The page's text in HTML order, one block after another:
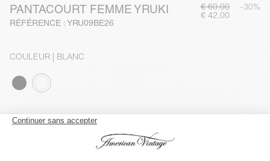
PANTACOURT FEMME YRUKI
RÉFÉRENCE : YRU09BE26
€ 60,00 -30%
€ 42,00
COULEUR | BLANC
S M L
Le mannequin mesure 179 cm et porte une taille S